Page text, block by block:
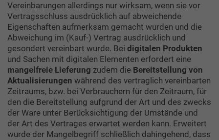
Vereinbarungen allerdings nur wirksam, wenn sie vor
Vertragsschluss ausdrücklich auf abweichende
Eigenschaften aufmerksam gemacht wurden und die
Abweichung im (Kauf-) Vertrag ausdrücklich und
gesondert vereinbart wurde. Bei digitalen Produkten
und Sachen mit digitalen Elementen erfordert eine
mangelfreie Lieferung zudem die Bereitstellung von
Aktualisierungen während des vertraglich vereinbarten
Zeitraums, bzw. bei Verbrauchern für den Zeitraum, für
den die Bereitstellung aufgrund der Art und des zwecks
der Ware unter Berücksichtigung der Umstände und
der Art des Vertrages erwartet werden kann. Erweitert
wurde der Mangelbegriff schließlich dahingehend, dass